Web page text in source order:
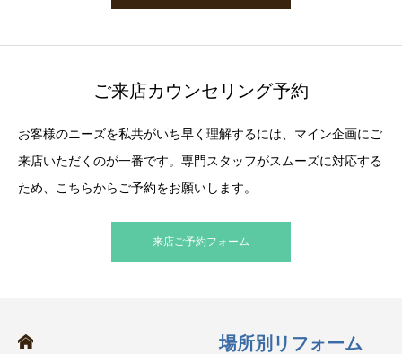
ご来店カウンセリング予約
お客様のニーズを私共がいち早く理解するには、マイン企画にご
来店いただくのが一番です。専門スタッフがスムーズに対応する
ため、こちらからご予約をお願いします。
来店ご予約フォーム
場所別リフォーム